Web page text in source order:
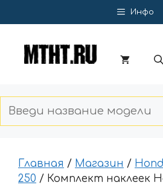
к
Инфо
Главная / Магазин /
250 / Комплект наклеек